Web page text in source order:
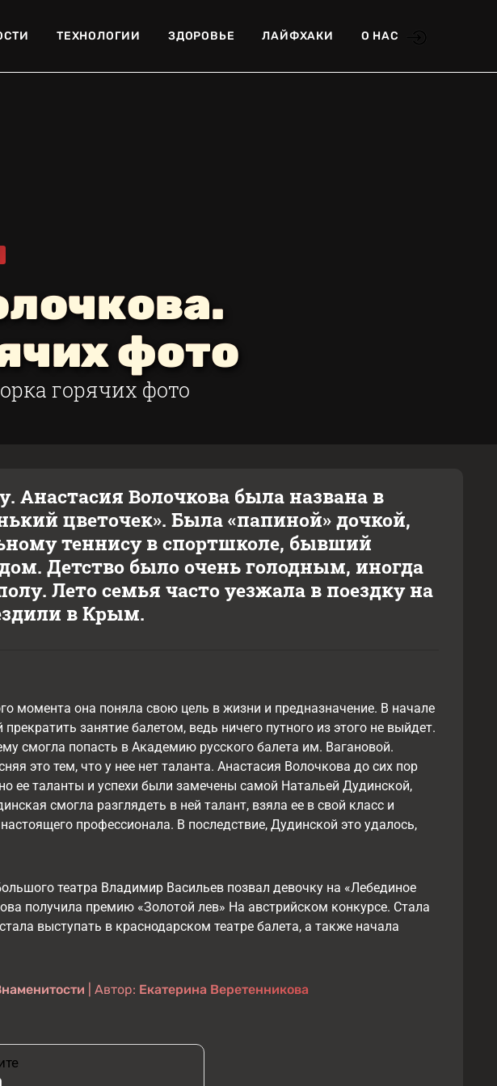
ТЕХНОЛОГИИ ЗДОРОВЬЕ ЛАЙФХАКИ О НАС
фото
горячих фото
Анастасия Волочкова была названа в
цветочек». Была «папиной» дочкой,
теннису в спортшколе, бывший
Детство было очень голодным, иногда
Лето семья часто уезжала в поездку на
в Крым.
момента она поняла свою цель в жизни и предназначение. В начале
занятие балетом, ведь ничего путного из этого не выйдет.
смогла попасть в Академию русского балета им. Вагановой.
это тем, что у нее нет таланта. Анастасия Волочкова до сих пор
ее таланты и успехи были замечены самой Натальей Дудинской,
смогла разглядеть в ней талант, взяла ее в свой класс и
профессионала. В последствие, Дудинской это удалось,
театра Владимир Васильев позвал девочку на «Лебединое
получила премию «Золотой лев» На австрийском конкурсе. Стала
выступать в краснодарском театре балета, а также начала
| Автор: Екатерина Веретенникова